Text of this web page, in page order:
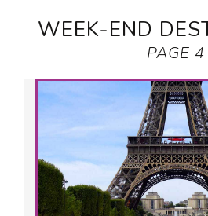
WEEK-END
PAGE 4